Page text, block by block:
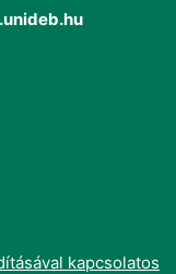
kapcsolatos